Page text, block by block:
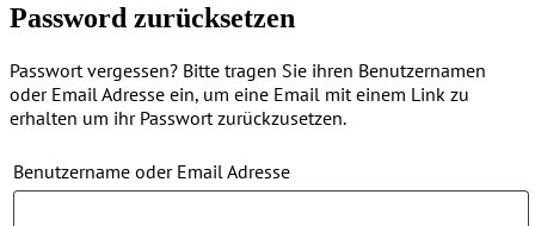
Password zurücksetzen
Passwort vergessen? Bitte tragen Sie ihren Benutzernamen
oder Email Adresse ein, um eine Email mit einem Link zu
erhalten um ihr Passwort zurückzusetzen.
Benutzername oder Email Adresse